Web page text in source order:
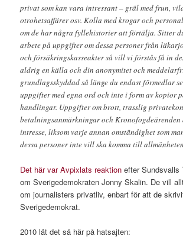
privat som kan vara intressant – gräl med frun,
otrohetsaffärer osv. Kolla med krogar och
om de har några fyllehistorier att förtälja. Sitter
arbete på uppgifter om dessa personer från
och försäkringskasseakter så vill vi förstås få in
aldrig en källa och din anonymitet och
grundlagsskyddad så länge du endast förmedlar
uppgifter med egna ord och inte i form av kopior
handlingar. Uppgifter om brott, trasslig
betalningsanmärkningar och Kronofogdeärenden
intresse, liksom varje annan omständighet som
dessa personer inte vill ska komma till
Det här var Avpixlats reaktion efter Sundsvalls
om Sverigedemokraten Jonny Skalin. De vill
om journalisters privatliv, enbart för att de
Sverigedemokrat.
2010 lät det så här på hatsajten: